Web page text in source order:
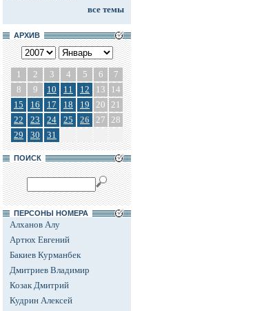
все темы
АРХИВ
1 2 3 4 5 6
7
8
9 10 11 12 13
14
15
16 17 18 19 20 21
22
23 24 25 26 27 28
29
30 31
ПОИСК
ПЕРСОНЫ НОМЕРА
Алханов Алу
Артюх Евгений
Бакиев Курманбек
Дмитриев Владимир
Козак Дмитрий
Кудрин Алексей